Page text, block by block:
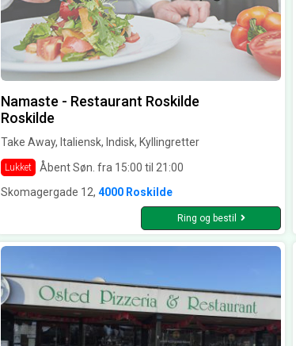
Namaste - Restaurant Roskilde
Roskilde
Take Away, Italiensk, Indisk, Kyllingretter
Lukket
Åbent Søn. fra 15:00 til 21:00
Skomagergade 12, 4000 Roskilde
Ring og bestil